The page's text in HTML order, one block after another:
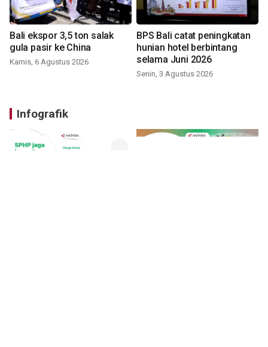
Bali ekspor 3,5 ton salak
gula pasir ke China
Kamis, 6 Agustus 2026
BPS Bali catat peningkatan
hunian hotel berbintang
selama Juni 2026
Senin, 3 Agustus 2026
Infografik